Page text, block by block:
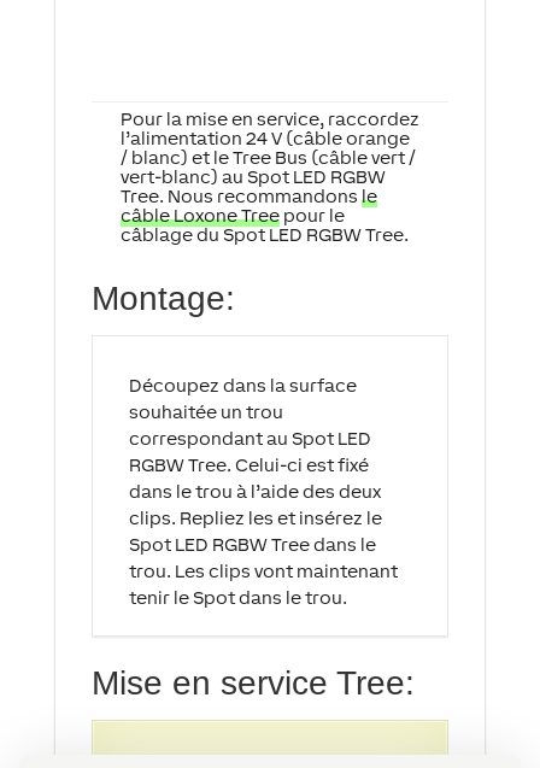
Pour la mise en service, raccordez
l’alimentation 24 V (câble orange
/ blanc) et le Tree Bus (câble vert /
vert-blanc) au Spot LED RGBW
Tree. Nous recommandons le
câble Loxone Treepour le
câblage du Spot LED RGBW Tree.
Montage:
Découpez dans la surface
souhaitée un trou
correspondant au Spot LED
RGBW Tree. Celui-ci est fixé
dans le trou à l’aide des deux
clips. Repliez les et insérez le
Spot LED RGBW Tree dans le
trou. Les clips vont maintenant
tenir le Spot dans le trou.
Mise en service Tree: